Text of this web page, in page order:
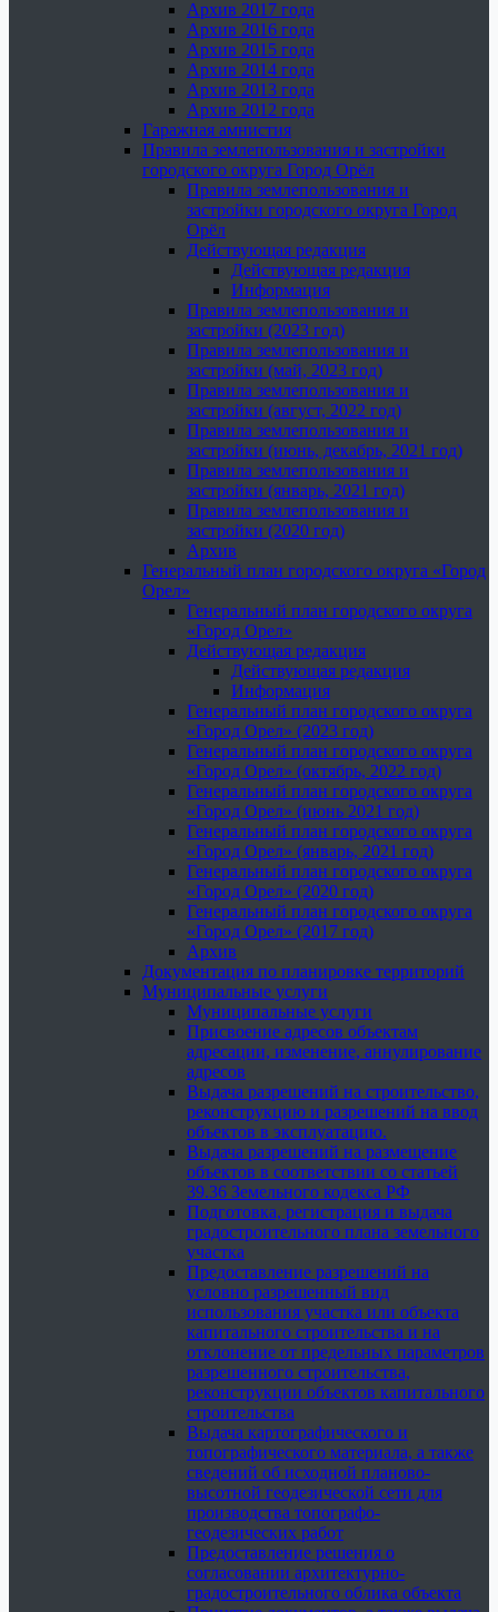
Архив 2017 года
Архив 2016 года
Архив 2015 года
Архив 2014 года
Архив 2013 года
Архив 2012 года
Гаражная амнистия
Правила землепользования и застройки
городского округа Город Орёл
Правила землепользования и
застройки городского округа Город
Орёл
Действующая редакция
Действующая редакция
Информация
Правила землепользования и
застройки (2023 год)
Правила землепользования и
застройки (май, 2023 год)
Правила землепользования и
застройки (август, 2022 год)
Правила землепользования и
застройки (июнь, декабрь, 2021 год)
Правила землепользования и
застройки (январь, 2021 год)
Правила землепользования и
застройки (2020 год)
Архив
Генеральный план городского округа «Город
Орел»
Генеральный план городского округа
«Город Орел»
Действующая редакция
Действующая редакция
Информация
Генеральный план городского округа
«Город Орел» (2023 год)
Генеральный план городского округа
«Город Орел» (октябрь, 2022 год)
Генеральный план городского округа
«Город Орел» (июнь 2021 год)
Генеральный план городского округа
«Город Орел» (январь, 2021 год)
Генеральный план городского округа
«Город Орел» (2020 год)
Генеральный план городского округа
«Город Орел» (2017 год)
Архив
Документация по планировке территорий
Муниципальные услуги
Муниципальные услуги
Присвоение адресов объектам
адресации, изменение, аннулирование
адресов
Выдача разрешений на строительство,
реконструкцию и разрешений на ввод
объектов в эксплуатацию.
Выдача разрешений на размещение
объектов в соответствии со статьей
39.36 Земельного кодекса РФ
Подготовка, регистрация и выдача
градостроительного плана земельного
участка
Предоставление разрешений на
условно разрешенный вид
использования участка или объекта
капитального строительства и на
отклонение от предельных параметров
разрешенного строительства,
реконструкции объектов капитального
строительства
Выдача картографического и
топографического материала, а также
сведений об исходной планово-
высотной геодезической сети для
производства топографо-
геодезических работ
Предоставление решения о
согласовании архитектурно-
градостроительного облика объекта